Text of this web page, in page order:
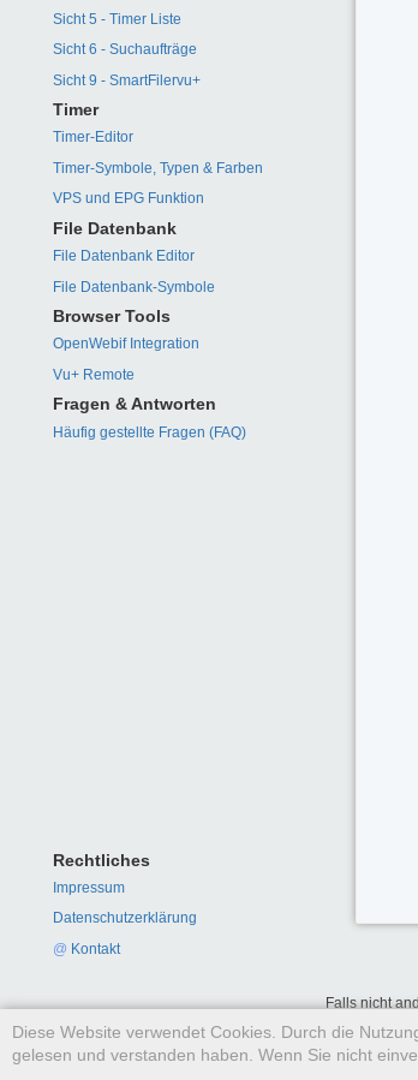
Sicht 5 - Timer Liste
Sicht 6 - Suchaufträge
Sicht 9 - SmartFilervu+
Timer
Timer-Editor
Timer-Symbole, Typen & Farben
VPS und EPG Funktion
File Datenbank
File Datenbank Editor
File Datenbank-Symbole
Browser Tools
OpenWebif Integration
Vu+ Remote
Fragen & Antworten
Häufig gestellte Fragen (FAQ)
Rechtliches
Impressum
Datenschutzerklärung
@ Kontakt
Diese Website verwendet Cookies. Durch die
gelesen und verstanden haben. Wenn Sie nicht
Falls nicht